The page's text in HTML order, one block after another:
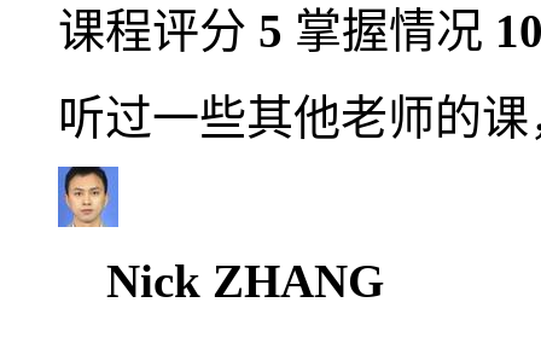
课程评分 5 掌握情况
听过一些其他老师的
Nick ZHANG